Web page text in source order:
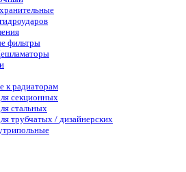
фильтры
к радиаторам
секционных
стальных
трубчатых / дизайнерских